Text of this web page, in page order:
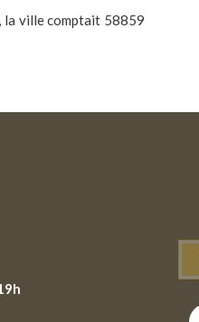
la ville comptait 58859